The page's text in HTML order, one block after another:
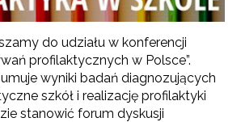
do udziału w konferencji
profilaktycznych w Polsce”.
wyniki badań diagnozujących
szkół i realizację profilaktyki
stanowić forum dyskusji